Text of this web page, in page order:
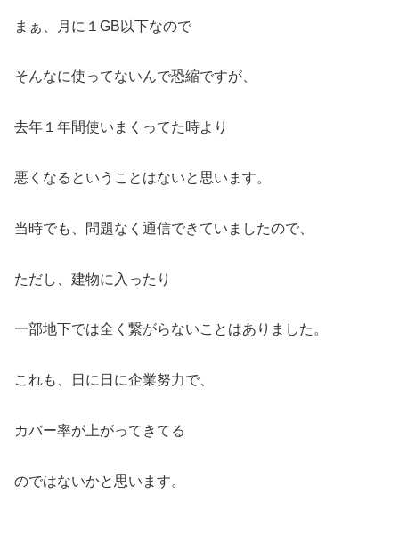
まぁ、月に１GB以下なので
そんなに使ってないんで恐縮ですが、
去年１年間使いまくってた時より
悪くなるということはないと思います。
当時でも、問題なく通信できていましたので、
ただし、建物に入ったり
一部地下では全く繋がらないことはありました。
これも、日に日に企業努力で、
カバー率が上がってきてる
のではないかと思います。